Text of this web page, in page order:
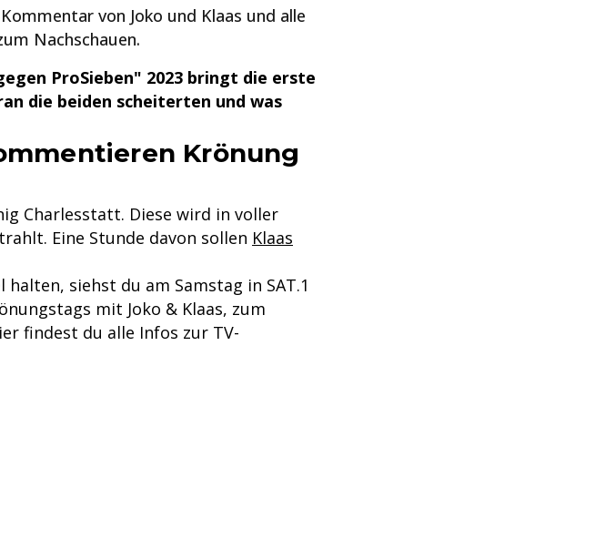
von Joko und Klaas und alle
Nachschauen.
ProSieben" 2023 bringt die erste
die beiden scheiterten und was
Krönung
Charlesstatt. Diese wird in voller
Eine Stunde davon sollen Klaas
siehst du am Samstag in SAT.1
mit Joko & Klaas, zum
findest du alle Infos zur TV-